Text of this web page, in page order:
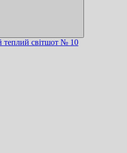
теплий світшот № 10